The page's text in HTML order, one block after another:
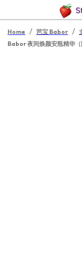
Home / 芭宝 Babor /
Babor 夜间焕颜安瓶精华